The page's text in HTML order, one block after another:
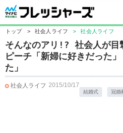
トップ > 社会人ライフ > 社会人ライフ
そんなのアリ!? 社会人が目
ピーチ「新婦に好きだった
た」
社会人ライフ 2015/10/17
結婚式 冠婚